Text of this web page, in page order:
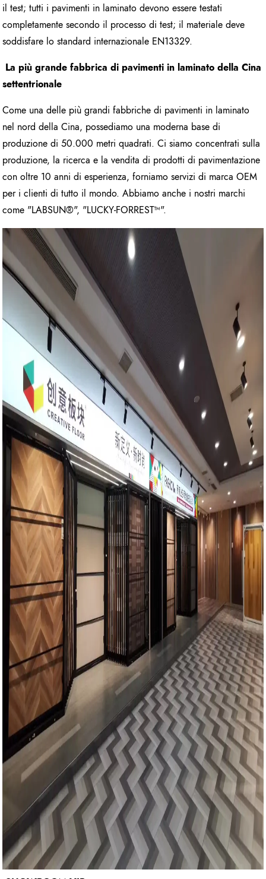
il test; tutti i pavimenti in laminato devono essere testati
completamente secondo il processo di test; il materiale deve
soddisfare lo standard internazionale EN13329.
La più grande fabbrica di pavimenti in laminato della Cina
settentrionale
Come una delle più grandi fabbriche di pavimenti in laminato
nel nord della Cina, possediamo una moderna base di
produzione di 50.000 metri quadrati. Ci siamo concentrati sulla
produzione, la ricerca e la vendita di prodotti di pavimentazione
con oltre 10 anni di esperienza, forniamo servizi di marca OEM
per i clienti di tutto il mondo. Abbiamo anche i nostri marchi
come "LABSUN®", "LUCKY-FORREST™".